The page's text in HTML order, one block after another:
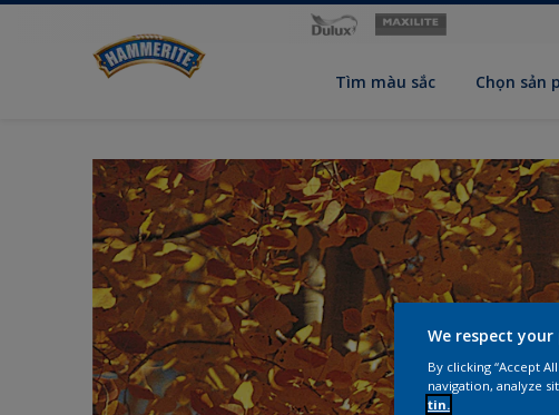
Tìm màu sắc Chọn sản
We respect your
By clicking “Accept
navigation, analyze
tin.